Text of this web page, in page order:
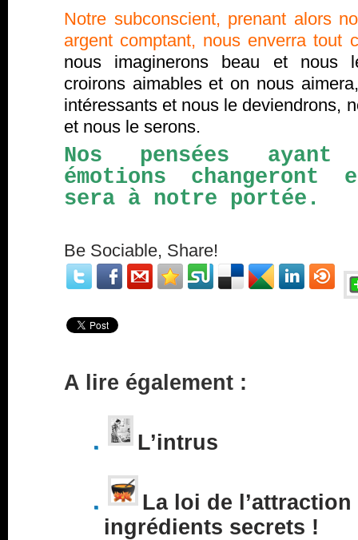
Notre subconscient, prenant alors
argent comptant, nous enverra tout
nous imaginerons beau et nous
croirons aimables et on nous
intéressants et nous le deviendrons,
et nous le serons.
Nos pensées ayant
émotions changeront
sera à notre portée.
Be Sociable, Share!
A lire également :
L’intrus
La loi de l’attraction
ingrédients secrets !